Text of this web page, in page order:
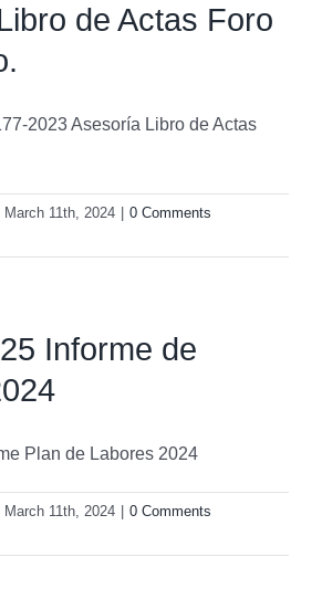
de Actas Foro
2023 Asesoría Libro de Actas
March 11th, 2024
0 Comments
Informe de
Plan de Labores 2024
March 11th, 2024
0 Comments